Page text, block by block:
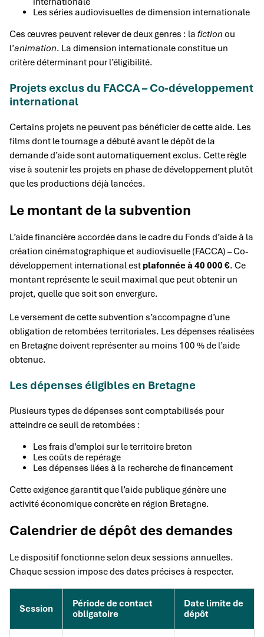
Les séries audiovisuelles de dimension internationale
Ces œuvres peuvent relever de deux genres : la fiction ou
l’animation. La dimension internationale constitue un
critère déterminant pour l’éligibilité.
Projets exclus du FACCA – Co-développement
international
Certains projets ne peuvent pas bénéficier de cette aide. Les
films dont le tournage a débuté avant le dépôt de la
demande d’aide sont automatiquement exclus. Cette règle
vise à soutenir les projets en phase de développement plutôt
que les productions déjà lancées.
Le montant de la subvention
L’aide financière accordée dans le cadre du Fonds d’aide à la
création cinématographique et audiovisuelle (FACCA) – Co-
développement international est plafonnée à 40 000 €. Ce
montant représente le seuil maximal que peut obtenir un
projet, quelle que soit son envergure.
Le versement de cette subvention s’accompagne d’une
obligation de retombées territoriales. Les dépenses réalisées
en Bretagne doivent représenter au moins 100 % de l’aide
obtenue.
Les dépenses éligibles en Bretagne
Plusieurs types de dépenses sont comptabilisés pour
atteindre ce seuil de retombées :
Les frais d’emploi sur le territoire breton
Les coûts de repérage
Les dépenses liées à la recherche de financement
Cette exigence garantit que l’aide publique génère une
activité économique concrète en région Bretagne.
Calendrier de dépôt des demandes
Le dispositif fonctionne selon deux sessions annuelles.
Chaque session impose des dates précises à respecter.
Session
Période de contact
obligatoire
Date limite de
dépôt